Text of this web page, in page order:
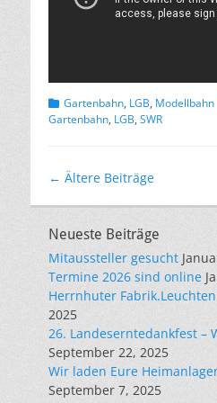
Kategorien
Gartenbahn, LGB, Modellbahn
Gartenbahn, LGB, SWR
Beitragsnavigation
← Ältere Beiträge
Neueste Beiträge
Mitaussteller gesucht
Termine 2026 sind online
Herrnhuter
2025
26. Landeserntedankfest –
September 22, 2025
Wir laden Eure
September 7, 2025